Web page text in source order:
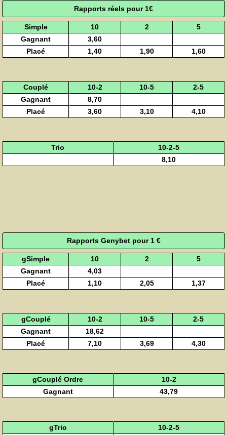
Rapports réels pour 1€
Simple 10 2
5
Gagnant
3,60
Placé
1,40 1,90 1,60
Couplé 10-2 10-5
2-5
Gagnant
8,70
Placé
3,60 3,10 4,10
Trio
10-2-5
8,10
Rapports Genybet pour 1 €
gSimple 10 2
5
Gagnant
4,03
Placé
1,10 2,05 1,37
gCouplé 10-2 10-5
2-5
Gagnant
18,62
Placé
7,10 3,69 4,30
gCouplé Ordre
10-2
Gagnant
43,79
gTrio
10-2-5